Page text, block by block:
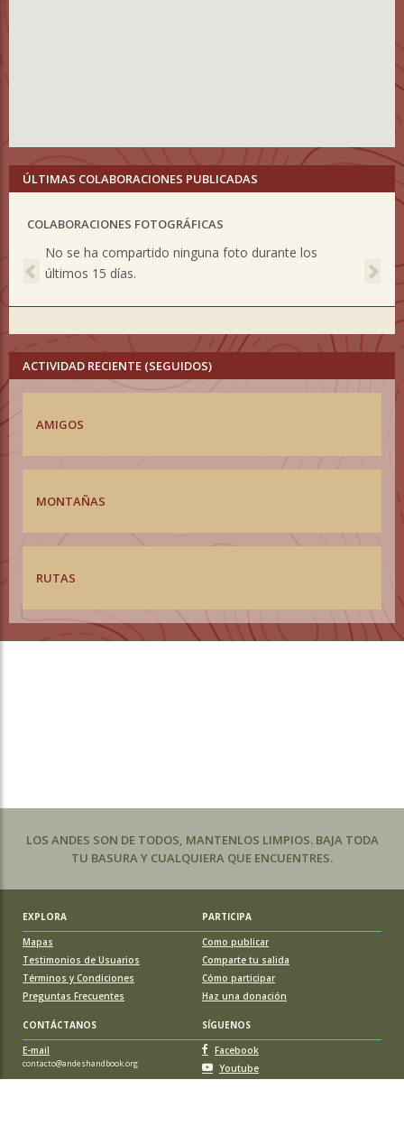
ÚLTIMAS COLABORACIONES PUBLICADAS
COLABORACIONES FOTOGRÁFICAS
No se ha compartido ninguna foto durante los
últimos 15 días.
Previous
ACTIVIDAD RECIENTE (SEGUIDOS)
AMIGOS
MONTAÑAS
RUTAS
LOS ANDES SON DE TODOS, MANTENLOS LIMPIOS. BAJA TODA
TU BASURA Y CUALQUIERA QUE ENCUENTRES.
EXPLORA
PARTICIPA
Mapas
Testimonios de Usuarios
Términos y Condiciones
Preguntas Frecuentes
Como publicar
Comparte tu salida
Cómo participar
Haz una donación
CONTÁCTANOS
SÍGUENOS
E-mail
contacto@andeshandbook.org
Facebook
Youtube